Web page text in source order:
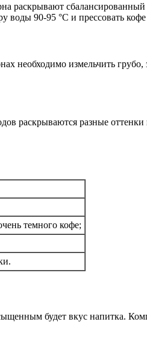
раскрывают
воды 90-95 °С и прессовать
необходимо измельчить грубо,
раскрываются разные
темного кофе;
будет вкус напитка.